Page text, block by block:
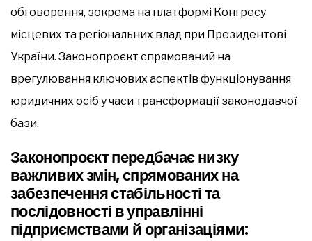
обговорення, зокрема на платформі Конгресу
місцевих та регіональних влад при Президентові
України. Законопроєкт спрямований на
врегулювання ключових аспектів функціонування
юридичних осіб у часи трансформації законодавчої
бази.
Законопроєкт передбачає низку
важливих змін, спрямованих на
забезпечення стабільності та
послідовності в управлінні
підприємствами й організаціями: